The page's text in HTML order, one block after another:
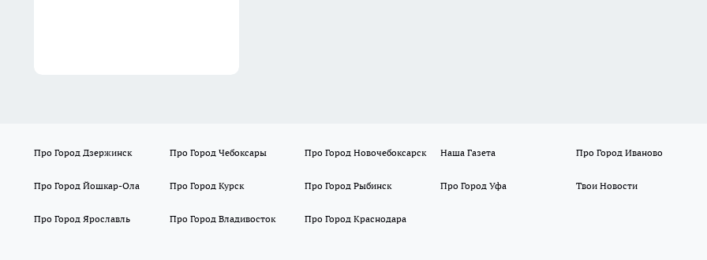
Про Город Дзержинск Про Город Чебоксары Про Город Новочебоксарск Наша Газета Про Город Иваново
Про Город Йошкар-Ола Про Город Курск Про Город Рыбинск Про Город Уфа Твои Новости
Про Город Ярославль Про Город Владивосток Про Город Краснодара